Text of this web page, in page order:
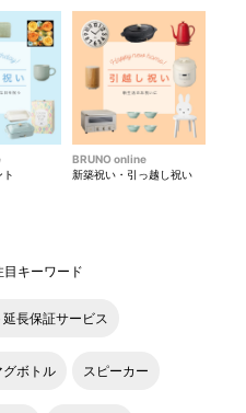
ません）
ポケットつき。細部まで収納
BRUNO online
新築祝い・引っ越し祝い
目キーワード
長保証サービス
ボトル スピーカー